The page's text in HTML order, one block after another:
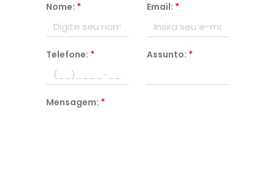
Nome: * Email: *
Telefone: * Assunto: *
Mensagem: *